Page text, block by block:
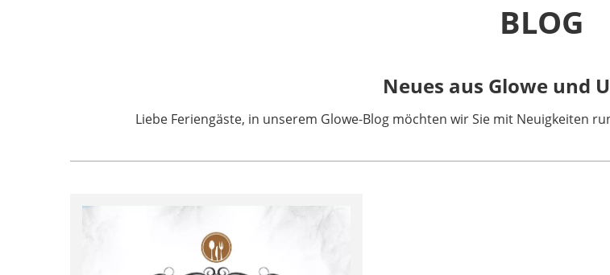
BLOG
Neues aus Glowe und
Liebe Feriengäste, in unserem Glowe-Blog möchten wir Sie mit Neuigkeiten